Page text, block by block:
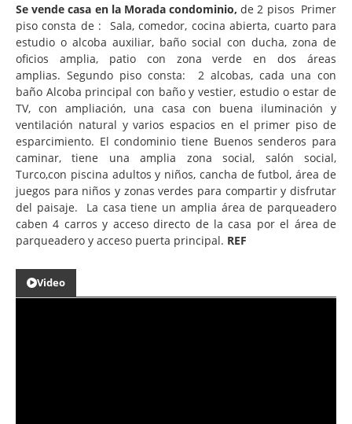
Se vende casa en la Morada condominio, de 2 pisos Primer
piso consta de : Sala, comedor, cocina abierta, cuarto para
estudio o alcoba auxiliar, baño social con ducha, zona de
oficios amplia, patio con zona verde en dos áreas
amplias. Segundo piso consta: 2 alcobas, cada una con
baño Alcoba principal con baño y vestier, estudio o estar de
TV, con ampliación, una casa con buena iluminación y
ventilación natural y varios espacios en el primer piso de
esparcimiento. El condominio tiene Buenos senderos para
caminar, tiene una amplia zona social, salón social,
Turco,con piscina adultos y niños, cancha de futbol, área de
juegos para niños y zonas verdes para compartir y disfrutar
del paisaje. La casa tiene un amplia área de parqueadero
caben 4 carros y acceso directo de la casa por el área de
parqueadero y acceso puerta principal. REF
Video